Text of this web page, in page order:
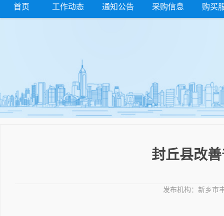
首页 工作动态 通知公告 采购信息 购买
封丘县改
发布机构： 新乡市